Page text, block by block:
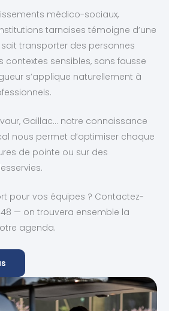
médico-sociaux,
tarnaises témoigne d’une
transporter des personnes
contextes sensibles, sans fausse
s’applique naturellement à
Gaillac… notre connaissance
nous permet d’optimiser chaque
de pointe ou sur des
pour vos équipes ? Contactez-
— on trouvera ensemble la
agenda.